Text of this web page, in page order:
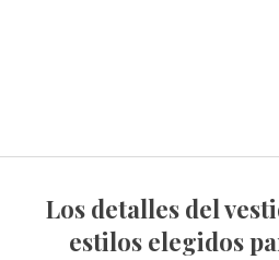
Los detalles del vestido cut out y los
estilos elegidos